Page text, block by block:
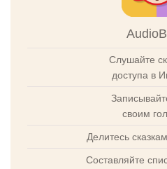
Слушайте
доступа в
своим
Делитесь
Составляйте